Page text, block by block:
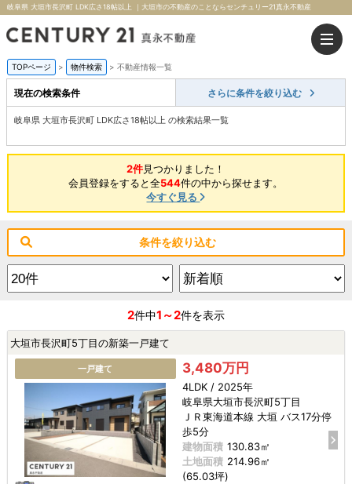
岐阜県 大垣市長沢町 LDK広さ18帖以上 ｜大垣市の不動産のことならセンチュリー21真永不動産
TOPページ > 物件検索 > 不動産情報一覧
現在の検索条件 さらに条件を絞り込む
岐阜県 大垣市長沢町 LDK広さ18帖以上 の検索結果一覧
2件見つかりました！
会員登録をすると全544件の中から探せます。
今すぐ見る
条件を絞り込む
2件中1～2件を表示
大垣市長沢町5丁目の新築一戸建て
一戸建て 3,480万円
4LDK / 2025年
岐阜県大垣市長沢町5丁目
ＪＲ東海道本線 大垣 バス17分停
歩5分
建物面積 130.83㎡
土地面積 214.96㎡
(65.03坪)